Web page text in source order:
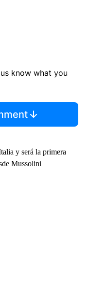
know what you
y será la primera
Mussolini